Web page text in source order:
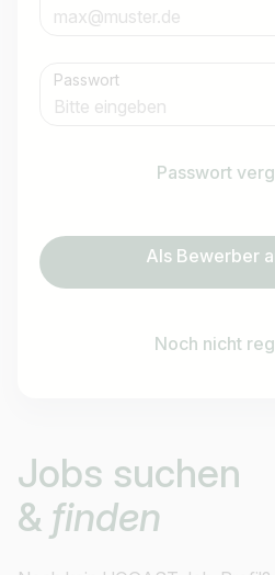
Jobs suchen
& finden
Passwort
Passwort
Als Bewerber
Noch nicht
Ich suche nach …
Land / Bundesland